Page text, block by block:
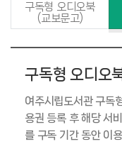
구독형 오디오북
(교보문고)
구독형 오디오
여주시립도서관 구독
용권 등록 후해당 서
를 구독 기간 동안 이